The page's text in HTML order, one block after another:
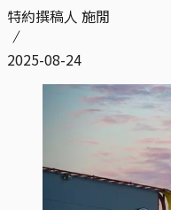
特約撰稿人 施閒
2025-08-24